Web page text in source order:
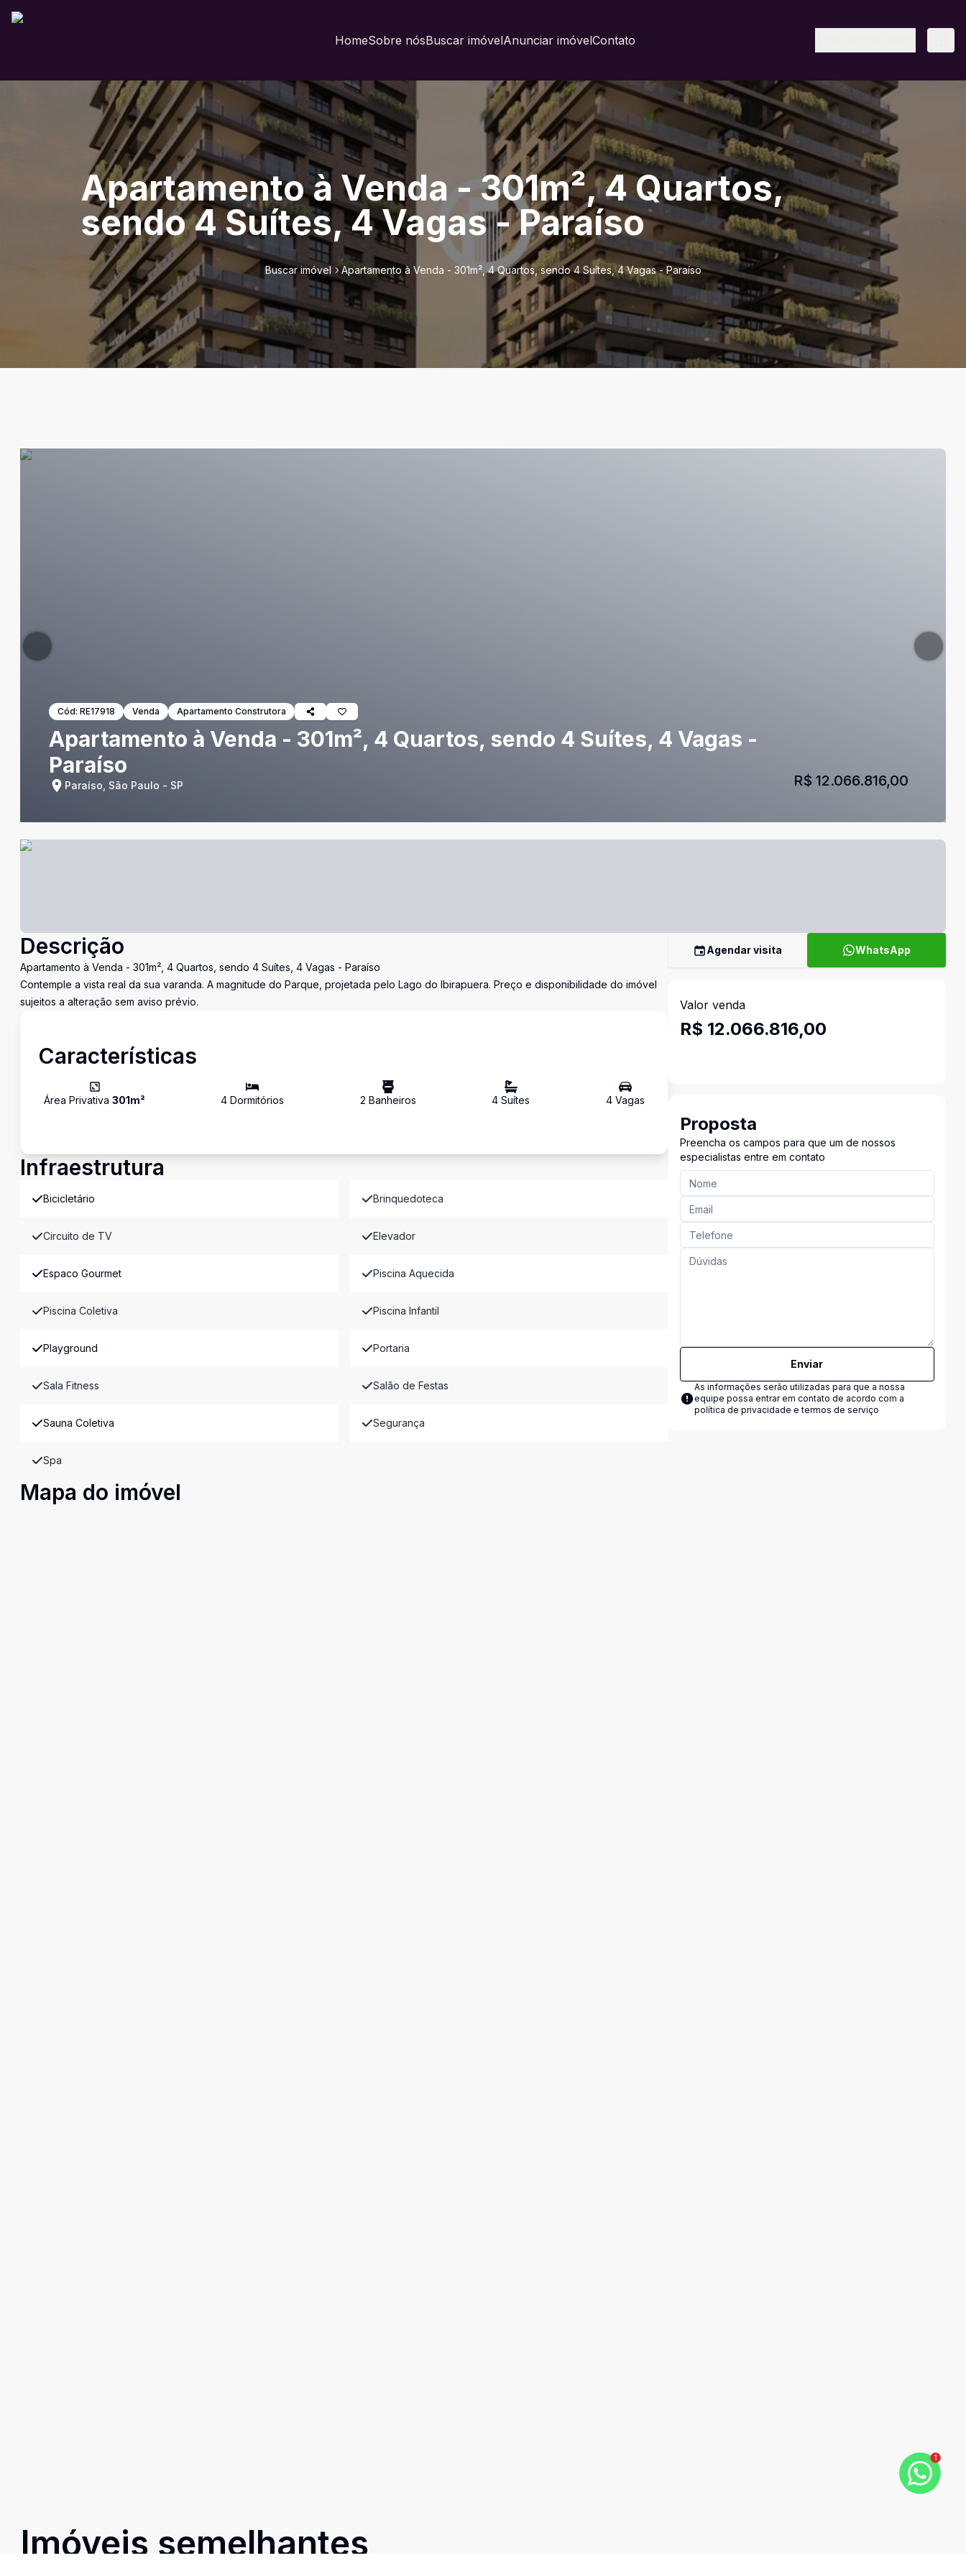
HomeSobre nósBuscar imóvelAnunciar imóvelContato
Apartamento à Venda - 301m², 4 Quartos,
sendo 4 Suítes, 4 Vagas - Paraíso
Buscar imóvel Apartamento à Venda - 301m², 4 Quartos, sendo 4 Suítes, 4 Vagas - Paraíso
Cód: RE17918 Venda Apartamento Construtora
Apartamento à Venda - 301m², 4 Quartos, sendo 4 Suítes, 4 Vagas -
Paraíso
Paraíso, São Paulo - SP R$ 12.066.816,00
Descrição
Apartamento à Venda - 301m², 4 Quartos, sendo 4 Suítes, 4 Vagas - Paraíso
Contemple a vista real da sua varanda. A magnitude do Parque, projetada pelo Lago do Ibirapuera. Preço e disponibilidade do imóvel
sujeitos a alteração sem aviso prévio.
Características
Área Privativa 301m² 4 Dormitórios 2 Banheiros 4 Suítes 4Vagas
Infraestrutura
Bicicletário Brinquedoteca
Circuito de TV Elevador
Espaco Gourmet Piscina Aquecida
Piscina Coletiva Piscina Infantil
Playground Portaria
Sala Fitness Salão de Festas
Sauna Coletiva Segurança
Spa
Mapa do imóvel
Imóveis semelhantes
Agendar visita WhatsApp
Valor venda
R$ 12.066.816,00
Proposta
Preencha os campos para que um de nossos
especialistas entre em contato
Enviar
As informações serão utilizadas para que a nossa
equipe possa entrar em contato de acordo com a
política de privacidade e termos de serviço
1